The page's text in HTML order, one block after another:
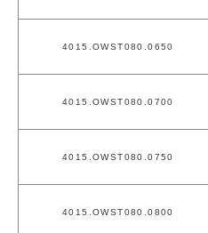
4015.OWST080.0650
4015.OWST080.0700
4015.OWST080.0750
4015.OWST080.0800